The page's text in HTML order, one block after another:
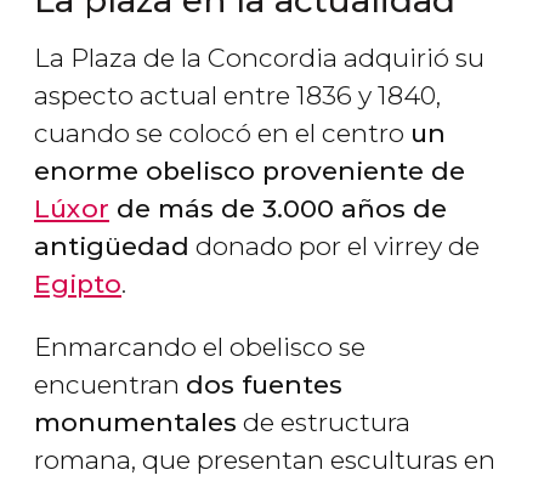
La Plaza de la Concordia adquirió su
aspecto actual entre 1836 y 1840,
cuando se colocó en el centro un
enorme obelisco proveniente de
Lúxor de más de 3.000 años de
antigüedad donado por el virrey de
Egipto.
Enmarcando el obelisco se
encuentran dos fuentes
monumentales de estructura
romana, que presentan esculturas en